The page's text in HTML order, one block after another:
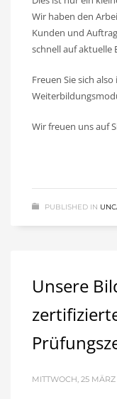
Wir haben den
Kunden und
schnell auf aktuelle
Freuen Sie sich
Wir freuen uns auf
PUBLISHED IN
Unsere
MITTWOCH, 25